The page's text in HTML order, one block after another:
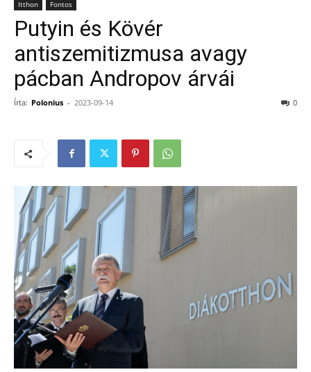
Itthon Fontos
Putyin és Kövér
antiszemitizmusa avagy
pácban Andropov árvái
Írta: Polonius - 2023-09-14 0